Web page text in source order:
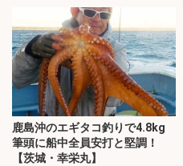
鹿島沖のエギタコ釣りで4.8kg
筆頭に船中全員安打と堅調！
【茨城・幸栄丸】